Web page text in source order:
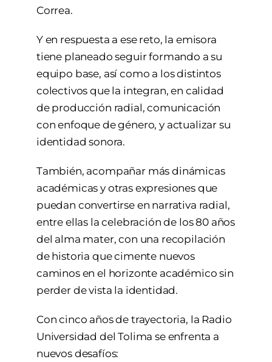
Correa.
Y en respuesta a ese reto, la emisora
tiene planeado seguir formando a su
equipo base, así como a los distintos
colectivos que la integran, en calidad
de producción radial, comunicación
con enfoque de género, y actualizar su
identidad sonora.
También, acompañar más dinámicas
académicas y otras expresiones que
puedan convertirse en narrativa radial,
entre ellas la celebración de los 80 años
del alma mater, con una recopilación
de historia que cimente nuevos
caminos en el horizonte académico sin
perder de vista la identidad.
Con cinco años de trayectoria, la Radio
Universidad del Tolima se enfrenta a
nuevos desafíos: